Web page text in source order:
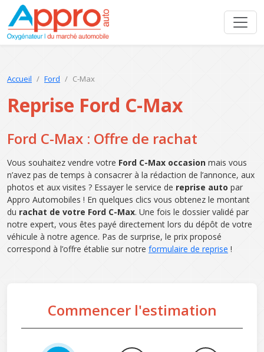
Accueil Ford C-Max
Reprise Ford C-Max
Ford C-Max : Offre de rachat
Vous souhaitez vendre votre Ford C-Max occasion mais vous
n’avez pas de temps à consacrer à la rédaction de l’annonce, aux
photos et aux visites ? Essayer le service de reprise auto par
Appro Automobiles ! En quelques clics vous obtenez le montant
du rachat de votre Ford C-Max. Une fois le dossier validé par
notre expert, vous êtes payé directement lors du dépôt de votre
véhicule à notre agence. Pas de surprise, le prix proposé
correspond à l’offre établie sur notre formulaire de reprise !
Commencer l'estimation